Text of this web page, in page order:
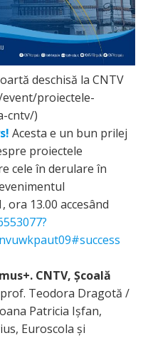
deschisă la CNTV
proiectele-
cntv/)
Acesta e un bun prilej
proiectele
cele în derulare în
ora 13.00 accesând
CNTV, Școală
Teodora Dragotă /
Patricia Ișfan,
Euroscola și